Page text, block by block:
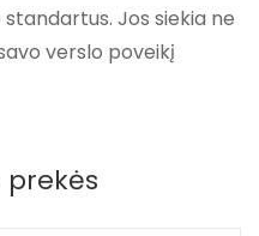
Jos siekia ne
verslo poveikį
prekės